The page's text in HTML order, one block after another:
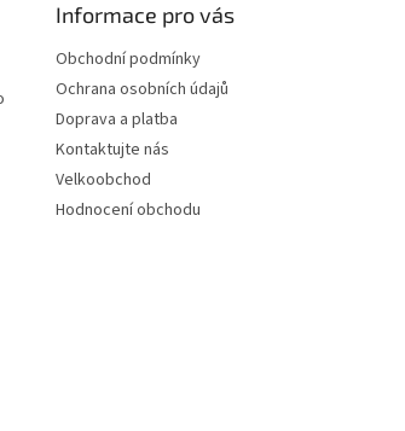
Informace pro vás
Obchodní podmínky
Ochrana osobních údajů
Doprava a platba
Kontaktujte nás
Velkoobchod
Hodnocení obchodu